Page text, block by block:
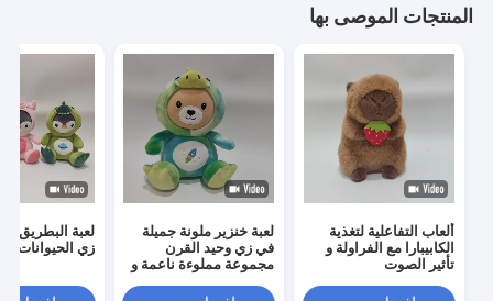
المنتجات الموصى بها
ألعاب التفاعلية لتغذية
الكابيبارا مع الفراولة و
تأثير الصوت
لعبة خنزير ملونة جميلة
في زي وحيد القرن
مجموعة مملوءة ناعمة و
لعبة البطريق
زي الحيوانات